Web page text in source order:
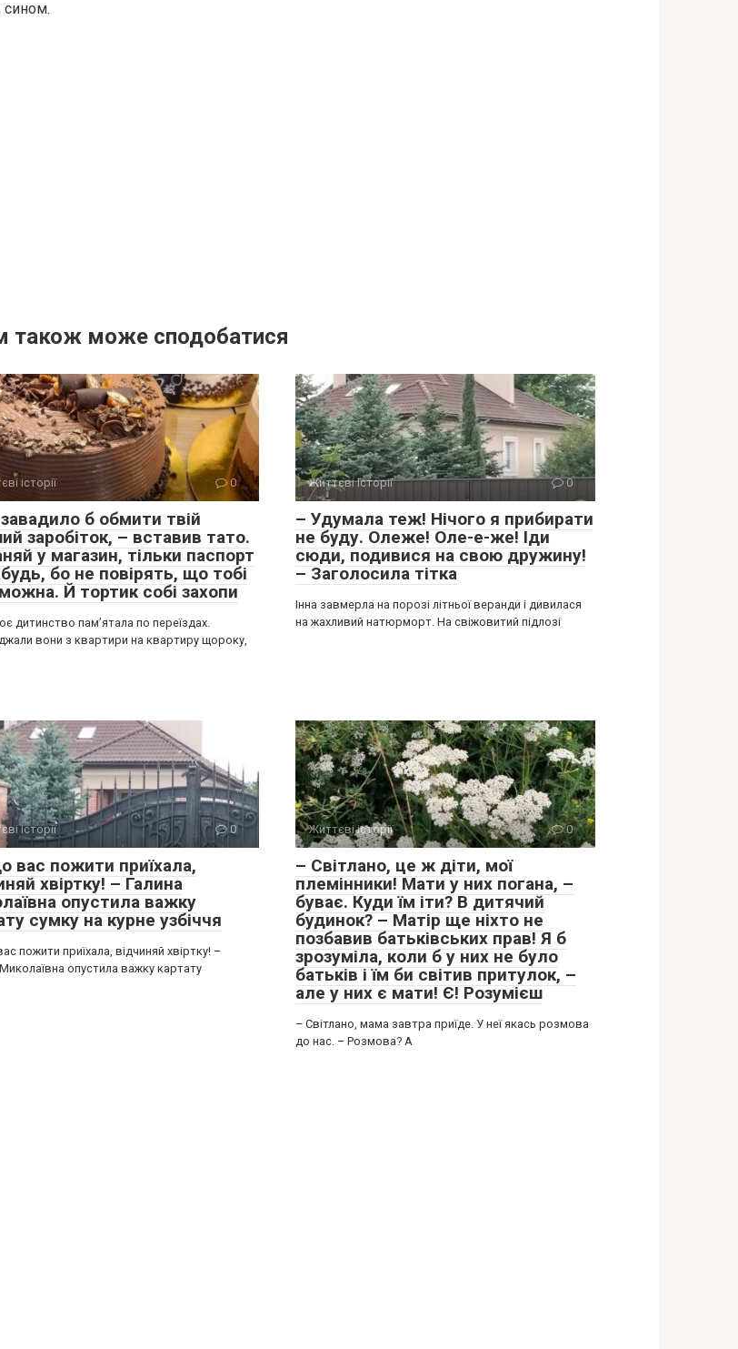
сином.
також може сподобатися
історії 0
б обмити твій
заробіток, – вставив тато.
у магазин, тільки паспорт
бо не повірять, що тобі
Й тортик собі захопи
дитинство пам’ятала по переїздах.
вони з квартири на квартиру щороку,
Життєві історії 0
– Удумала теж! Нічого я прибирати
не буду. Олеже! Оле-е-же! Іди
сюди, подивися на свою дружину!
– Заголосила тітка
Інна завмерла на порозі літньої веранди і дивилася
на жахливий натюрморт. На свіжовитий підлозі
історії 0
вас пожити приїхала,
хвіртку! – Галина
опустила важку
сумку на курне узбіччя
пожити приїхала, відчиняй хвіртку! –
опустила важку картату
Життєві історії 0
– Світлано, це ж діти, мої
племінники! Мати у них погана, –
буває. Куди їм іти? В дитячий
будинок? – Матір ще ніхто не
позбавив батьківських прав! Я б
зрозуміла, коли б у них не було
батьків і їм би світив притулок, –
але у них є мати! Є! Розумієш
– Світлано, мама завтра приїде. У неї якась розмова
до нас. – Розмова? А